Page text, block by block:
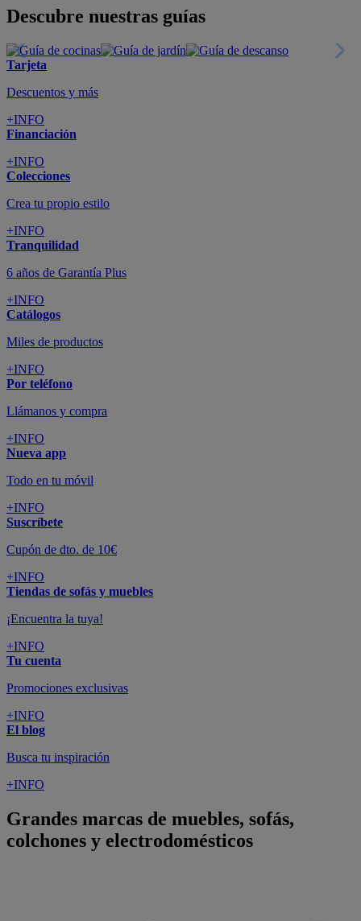
Descubre nuestras guías
Tarjeta
Descuentos y más
+INFO
Financiación
+INFO
Colecciones
Crea tu propio estilo
+INFO
Tranquilidad
6 años de Garantía Plus
+INFO
Catálogos
Miles de productos
+INFO
Por teléfono
Llámanos y compra
+INFO
Nueva app
Todo en tu móvil
+INFO
Suscríbete
Cupón de dto. de 10€
+INFO
Tiendas de sofás y muebles
¡Encuentra la tuya!
+INFO
Tu cuenta
Promociones exclusivas
+INFO
El blog
Busca tu inspiración
+INFO
Grandes marcas de muebles, sofás,
colchones y electrodomésticos